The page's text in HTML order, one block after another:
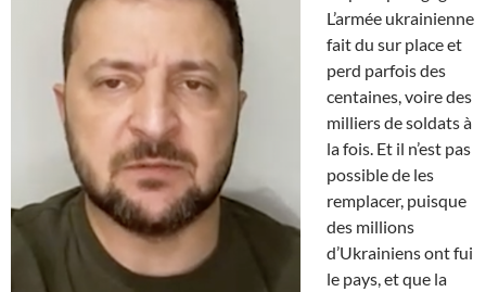
L’armée ukrainienne
fait du sur place et
perd parfois des
centaines, voire des
milliers de soldats à
la fois. Et il n’est pas
possible de les
remplacer, puisque
des millions
d’Ukrainiens ont fui
le pays, et que la